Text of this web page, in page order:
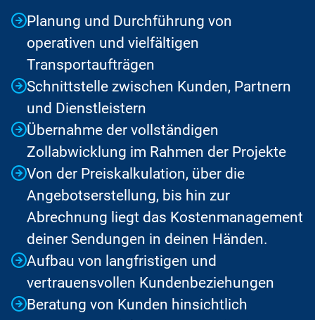
Planung und Durchführung von
operativen und vielfältigen
Transportaufträgen
Schnittstelle zwischen Kunden, Partnern
und Dienstleistern
Übernahme der vollständigen
Zollabwicklung im Rahmen der Projekte
Von der Preiskalkulation, über die
Angebotserstellung, bis hin zur
Abrechnung liegt das Kostenmanagement
deiner Sendungen in deinen Händen.
Aufbau von langfristigen und
vertrauensvollen Kundenbeziehungen
Beratung von Kunden hinsichtlich